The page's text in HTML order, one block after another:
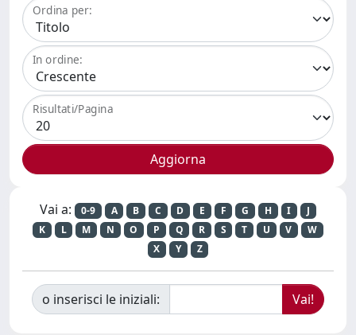
Ordina per:
In ordine:
Risultati/Pagina
Vai a: 0-9 A B C D E F G H I
J
K
L M N O P Q R S T U V
W
X
Y Z
o inserisci le iniziali: